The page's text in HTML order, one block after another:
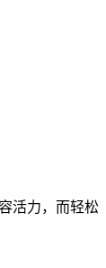
活力，而轻松